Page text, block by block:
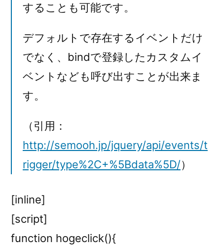
することも可能です。
デフォルトで存在するイベントだけ
でなく、bindで登録したカスタムイ
ベントなども呼び出すことが出来ま
す。
（引用：
http://semooh.jp/jquery/api/events/t
rigger/type%2C+%5Bdata%5D/）
[inline]
[script]
function hogeclick(){